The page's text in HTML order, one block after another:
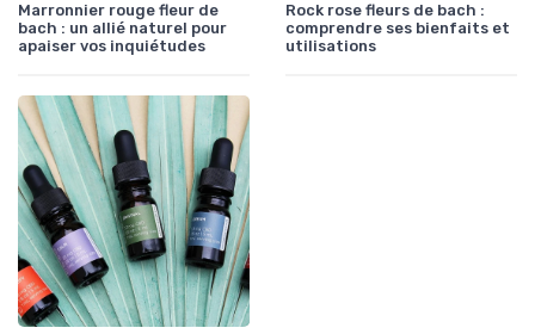
Marronnier rouge fleur de
bach : un allié naturel pour
apaiser vos inquiétudes
Rock rose fleurs de bach :
comprendre ses bienfaits et
utilisations